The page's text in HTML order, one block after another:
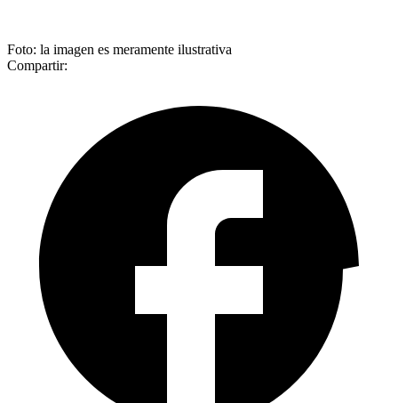
Foto: la imagen es meramente ilustrativa
Compartir: